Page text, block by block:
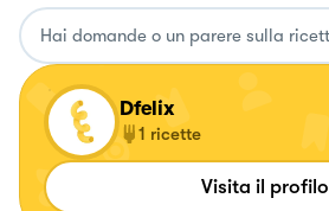
Dfelix
1 ricette
Visita il profilo